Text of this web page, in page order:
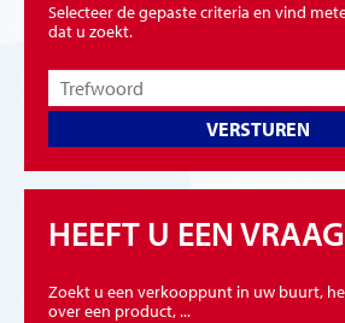
Selecteer de gepaste criteria en vind
dat u zoekt.
VERSTUREN
HEEFT U EEN
Zoekt u een verkooppunt in uw buurt,
over een product, ...